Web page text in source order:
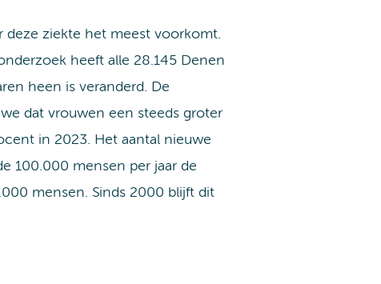
deze ziekte het meest voorkomt.
heeft alle 28.145 Denen
heen is veranderd. De
dat vrouwen een steeds groter
in 2023. Het aantal nieuwe
100.000 mensen per jaar de
mensen. Sinds 2000 blijft dit